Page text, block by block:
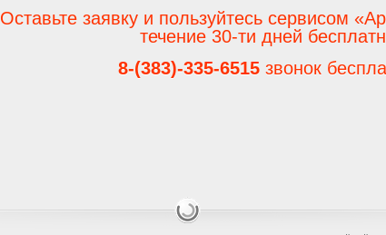
Оставьте заявку и пользуйтесь сервисом
течение 30-ти дней
8-(383)-335-6515 звонок